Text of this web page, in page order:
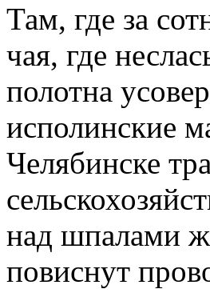
Там, где за
чая, где
полотна
исполинские
Челябинске
над шпалами
повиснут